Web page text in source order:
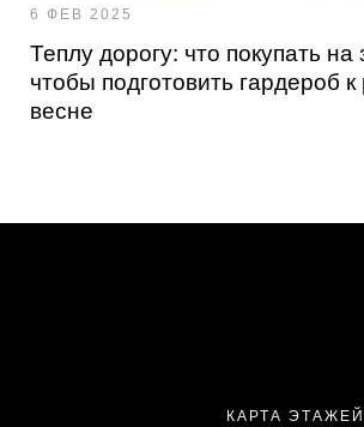
6 ФЕВ 2025
Теплу дорогу: что покупать
чтобы подготовить гардероб
весне
КАРТА ЭТАЖЕЙ